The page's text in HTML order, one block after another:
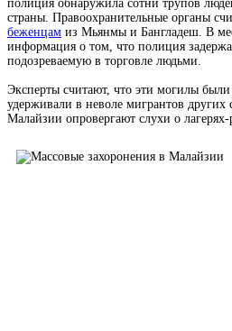
полиция обнаружила сотни трупов
страны. Правоохранительные органы
беженцам из Мьянмы и Бангладеш. В
информация о том, что полиция
подозреваемую в торговле людьми.
Эксперты считают, что эти могилы были
удерживали в неволе мигрантов других
Малайзии опровергают слухи о лагерях-